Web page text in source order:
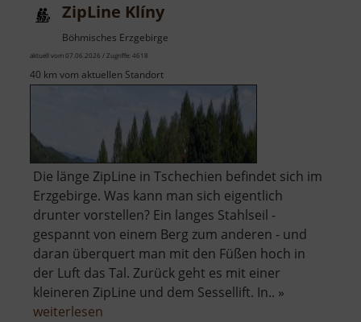
ZipLine Klíny
Böhmisches Erzgebirge
aktuell vom 07.06.2026 / Zugriffe: 4618
40 km vom aktuellen Standort
Die länge ZipLine in Tschechien befindet sich im
Erzgebirge. Was kann man sich eigentlich
drunter vorstellen? Ein langes Stahlseil -
gespannt von einem Berg zum anderen - und
daran überquert man mit den Füßen hoch in
der Luft das Tal. Zurück geht es mit einer
kleineren ZipLine und dem Sessellift. In.. »
weiterlesen